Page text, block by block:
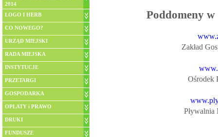
2014
LOGO I HERB
CO NOWEGO?
URZĄD MIEJSKI
RADA MIEJSKA
INSTYTUCJE
PRZETARGI
GOSPODARKA
OPŁATY i PRAWO
DRUKI
FUNDUSZE
Poddomeny
Zakład
Ośrodek